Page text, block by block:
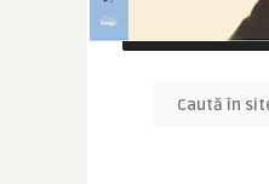
CAUTĂ ÎN SITE